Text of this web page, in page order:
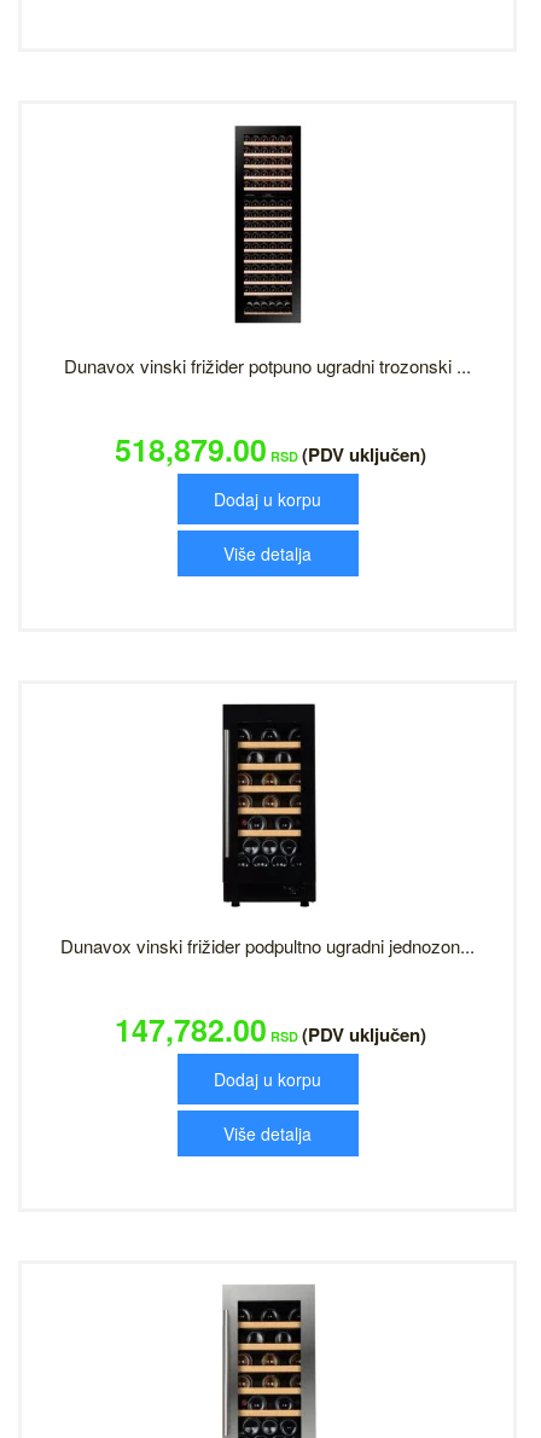
Dunavox vinski frižider potpuno ugradni trozonski ...
518,879.00 RSD (PDV uključen)
Dodaj u korpu
Više detalja
Dunavox vinski frižider podpultno ugradni jednozon...
147,782.00 RSD (PDV uključen)
Dodaj u korpu
Više detalja